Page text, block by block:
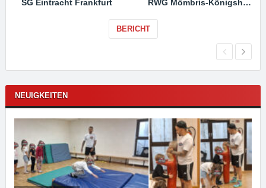
SG Eintracht Frankfurt RWG Mömbris-Königshofen
BERICHT
NEUIGKEITEN